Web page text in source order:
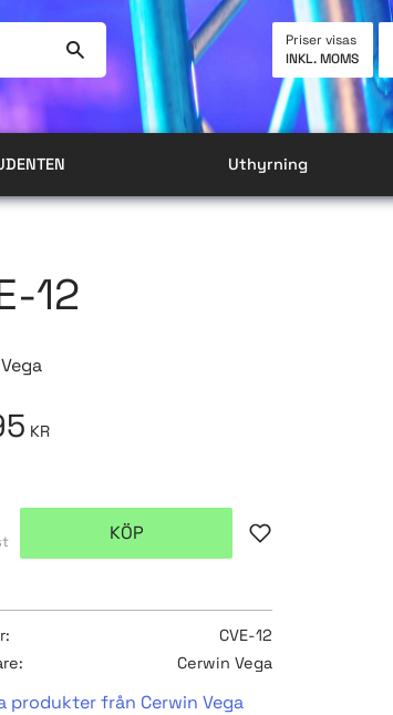
Priser visas
INKL. MOMS
Uthyrning
12
KR
KÖP Lägg till i favoriter
CVE-12
Cerwin Vega
produkter från Cerwin Vega